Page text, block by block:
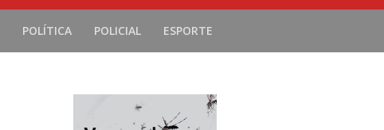
POLÍTICA POLICIAL ESPORTE